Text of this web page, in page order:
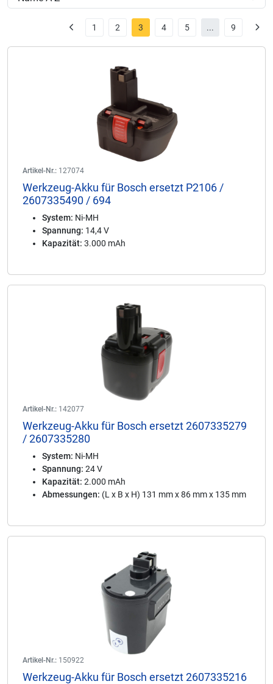
1 2 3 4 5 ... 9
Artikel-Nr.: 127074
Werkzeug-Akku für Bosch ersetzt P2106 /
2607335490 / 694
System: Ni-MH
Spannung: 14,4 V
Kapazität: 3.000 mAh
Artikel-Nr.: 142077
Werkzeug-Akku für Bosch ersetzt 2607335279
/ 2607335280
System: Ni-MH
Spannung: 24 V
Kapazität: 2.000 mAh
Abmessungen: (L x B x H) 131 mm x 86 mm x 135 mm
Artikel-Nr.: 150922
Werkzeug-Akku für Bosch ersetzt 2607335216